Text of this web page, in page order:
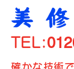
TEL:
確かな技術で